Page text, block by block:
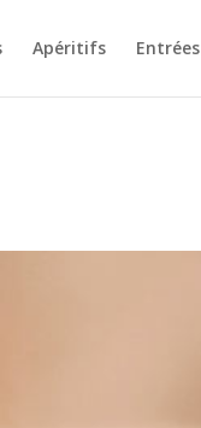
Apéritifs Entrées